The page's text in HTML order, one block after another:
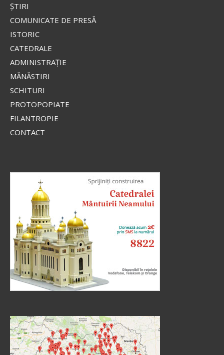
ŞTIRI
COMUNICATE DE PRESĂ
ISTORIC
CATEDRALE
ADMINISTRAŢIE
MĂNĂSTIRI
SCHITURI
PROTOPOPIATE
FILANTROPIE
CONTACT